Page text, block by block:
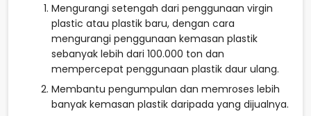
Mengurangi setengah dari penggunaan virgin
plastic atau plastik baru, dengan cara
mengurangi penggunaan kemasan plastik
sebanyak lebih dari 100.000 ton dan
mempercepat penggunaan plastik daur ulang.
Membantu pengumpulan dan memroses lebih
banyak kemasan plastik daripada yang dijualnya.